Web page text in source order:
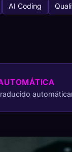
AI Coding
capturar
MÁS RARO